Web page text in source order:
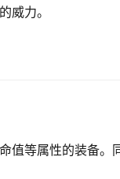
威力。
值等属性的装备。